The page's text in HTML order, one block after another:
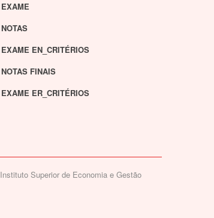
EXAME
NOTAS
EXAME EN_CRITÉRIOS
NOTAS FINAIS
EXAME ER_CRITÉRIOS
Instituto Superior de Economia e Gestão